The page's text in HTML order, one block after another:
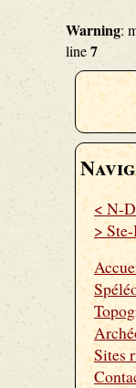
Warning:
line7
< N-
>
Sites